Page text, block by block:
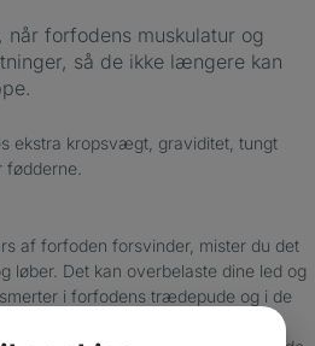
når forfodens muskulatur og
så de ikke længere kan
ekstra kropsvægt, graviditet, tungt
fødderne.
af forfoden forsvinder, mister du det
løber. Det kan overbelaste dine led og
i forfodens trædepude og i de
forfod giver også et hårdere tryk fra